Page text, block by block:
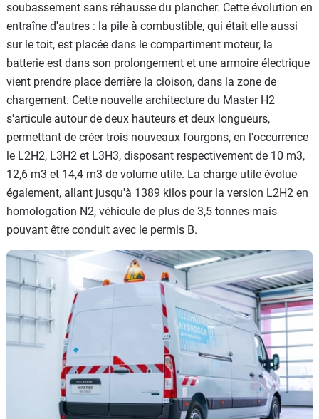
soubassement sans réhausse du plancher. Cette évolution en
entraîne d'autres : la pile à combustible, qui était elle aussi
sur le toit, est placée dans le compartiment moteur, la
batterie est dans son prolongement et une armoire électrique
vient prendre place derrière la cloison, dans la zone de
chargement. Cette nouvelle architecture du Master H2
s'articule autour de deux hauteurs et deux longueurs,
permettant de créer trois nouveaux fourgons, en l'occurrence
le L2H2, L3H2 et L3H3, disposant respectivement de 10 m3,
12,6 m3 et 14,4 m3 de volume utile. La charge utile évolue
également, allant jusqu'à 1389 kilos pour la version L2H2 en
homologation N2, véhicule de plus de 3,5 tonnes mais
pouvant être conduit avec le permis B.